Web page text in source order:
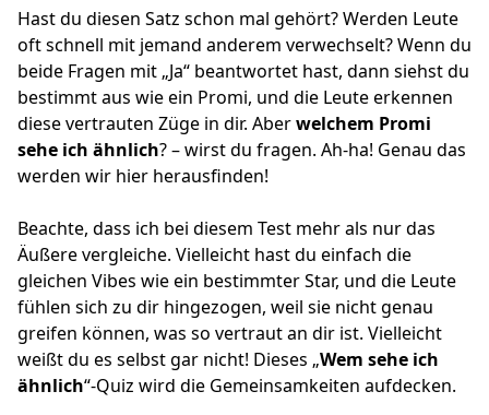
Hast du diesen Satz schon mal gehört? Werden Leute
oft schnell mit jemand anderem verwechselt? Wenn du
beide Fragen mit „Ja“ beantwortet hast, dann siehst du
bestimmt aus wie ein Promi, und die Leute erkennen
diese vertrauten Züge in dir. Aberwelchem Promi
sehe ich ähnlich? – wirst du fragen. Ah-ha! Genau das
werden wir hier herausfinden!
Beachte, dass ich bei diesem Test mehr als nur das
Äußere vergleiche. Vielleicht hast du einfach die
gleichen Vibes wie ein bestimmter Star, und die Leute
fühlen sich zu dir hingezogen, weil sie nicht genau
greifen können, was so vertraut an dir ist. Vielleicht
weißt du es selbst gar nicht! Dieses „Wem sehe ich
ähnlich“-Quiz wird die Gemeinsamkeiten aufdecken.